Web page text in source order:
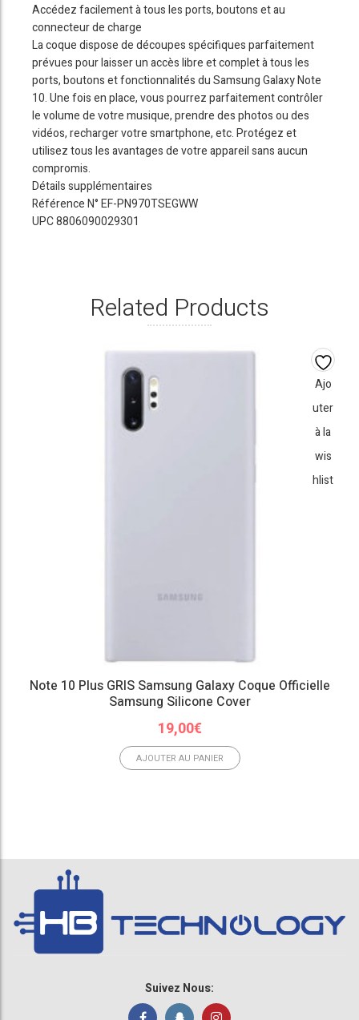
Accédez facilement à tous les ports, boutons et au
connecteur de charge
La coque dispose de découpes spécifiques parfaitement
prévues pour laisser un accès libre et complet à tous les
ports, boutons et fonctionnalités du Samsung Galaxy Note
10. Une fois en place, vous pourrez parfaitement contrôler
le volume de votre musique, prendre des photos ou des
vidéos, recharger votre smartphone, etc. Protégez et
utilisez tous les avantages de votre appareil sans aucun
compromis.
Détails supplémentaires
Référence N° EF-PN970TSEGWW
UPC 8806090029301
Related Products
Ajo
uter
à la
wis
hlist
Note 10 Plus GRIS Samsung Galaxy Coque Officielle
Samsung Silicone Cover
19,00€
AJOUTER AU PANIER
Suivez Nous: